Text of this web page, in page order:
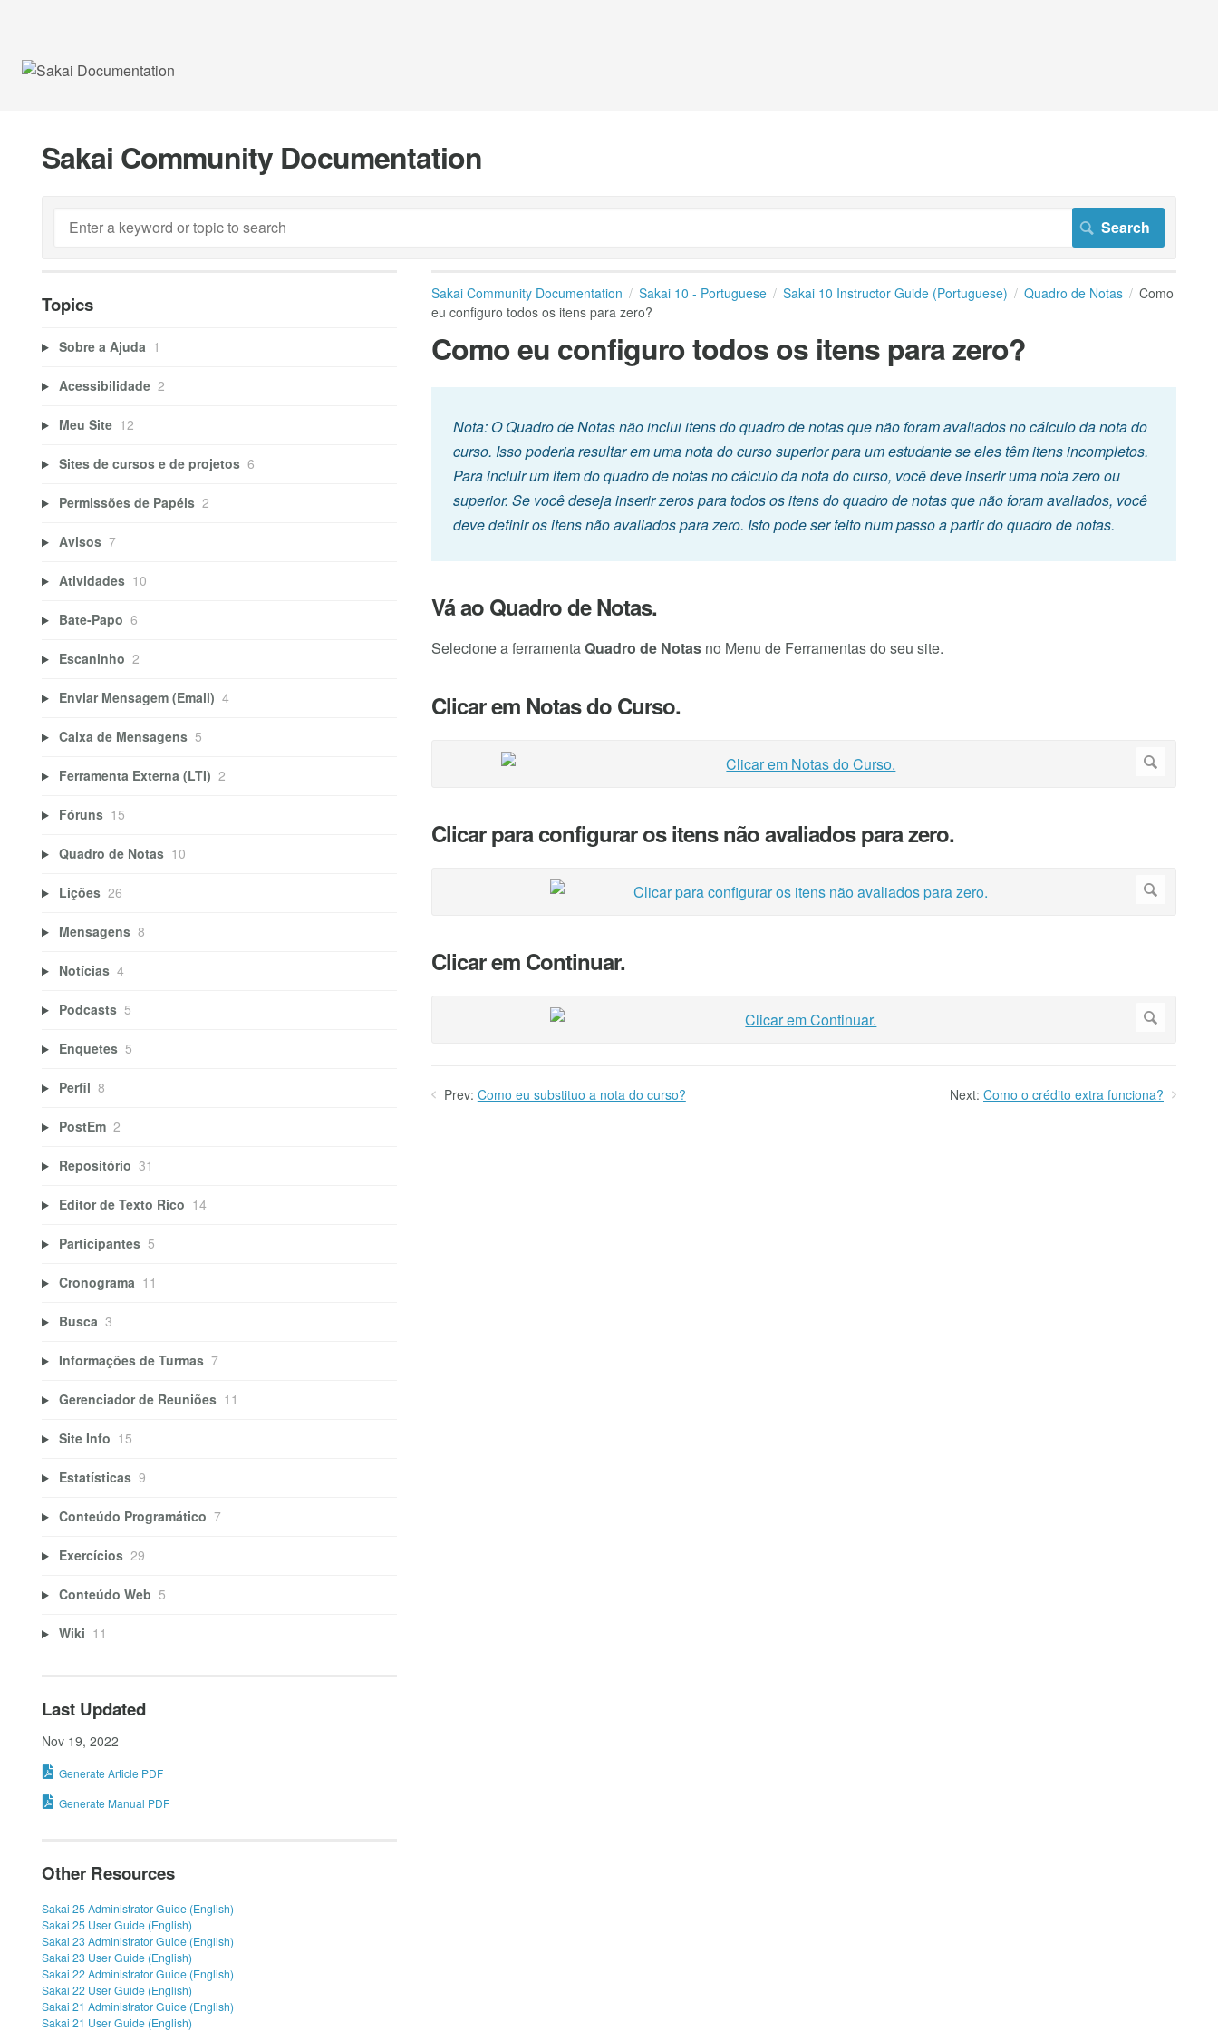
Sakai Community Documentation
Sakai Community Documentation Sakai 10 - Portuguese Sakai 10 Instructor Guide (Portuguese) Quadro de Notas
Como
eu configuro todos os itens para zero?
Como eu configuro todos os itens para zero?
Nota: O Quadro de Notas não inclui itens do quadro de notas que não foram avaliados no cálculo da nota do
curso. Isso poderia resultar em uma nota do curso superior para um estudante se eles têm itens incompletos.
Para incluir um item do quadro de notas no cálculo da nota do curso, você deve inserir uma nota zero ou
superior. Se você deseja inserir zeros para todos os itens do quadro de notas que não foram avaliados, você
deve definir os itens não avaliados para zero. Isto pode ser feito num passo a partir do quadro de notas.
Vá ao Quadro de Notas.
Selecione a ferramentaQuadro de Notasno Menu de Ferramentas do seu site.
Clicar em Notas do Curso.
Clicar para configurar os itens não avaliados para zero.
Clicar em Continuar.
Prev: Como eu substituo a nota do curso? Next: Como o crédito extra funciona?
Topics
Sobre a Ajuda 1
Acessibilidade 2
Meu Site 12
Sites de cursos e de projetos 6
Permissões de Papéis 2
Avisos 7
Atividades 10
Bate-Papo 6
Escaninho 2
Enviar Mensagem (Email) 4
Caixa de Mensagens 5
Ferramenta Externa (LTI) 2
Fóruns 15
Quadro de Notas 10
Lições 26
Mensagens 8
Notícias 4
Podcasts 5
Enquetes 5
Perfil 8
PostEm 2
Repositório 31
Editor de Texto Rico 14
Participantes 5
Cronograma 11
Busca 3
Informações de Turmas 7
Gerenciador de Reuniões 11
Site Info 15
Estatísticas 9
Conteúdo Programático 7
Exercícios 29
Conteúdo Web 5
Wiki 11
Last Updated
Nov 19, 2022
Generate Article PDF
Generate Manual PDF
Other Resources
Sakai 25 Administrator Guide (English)
Sakai 25 User Guide (English)
Sakai 23 Administrator Guide (English)
Sakai 23 User Guide (English)
Sakai 22 Administrator Guide (English)
Sakai 22 User Guide (English)
Sakai 21 Administrator Guide (English)
Sakai 21 User Guide (English)